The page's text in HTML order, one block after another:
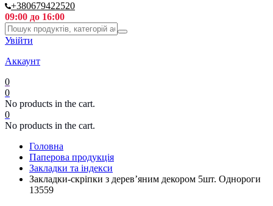
+380679422520
09:00 до 16:00
Увійти
Аккаунт
0
0
No products in the cart.
0
No products in the cart.
Головна
Паперова продукція
Закладки та індекси
Закладки-скріпки з дерев’яним декором 5шт. Однороги
13559